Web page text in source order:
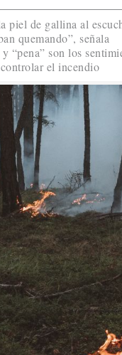
piel de gallina al
quemando”, señala
“pena” son los
el incendio